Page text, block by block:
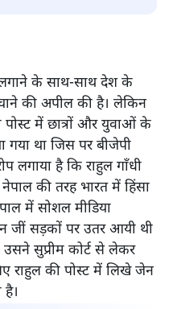
लगाने के साथ-साथ देश के
की अपील की है। लेकिन
में छात्रों और युवाओं के
गया था जिस पर बीजेपी
लगाया है कि राहुल गाँधी
की तरह भारत में हिंसा
में सोशल मीडिया
जीं सड़कों पर उतर आयी थी
सुप्रीम कोर्ट से लेकर
राहुल की पोस्ट में लिखे जेन